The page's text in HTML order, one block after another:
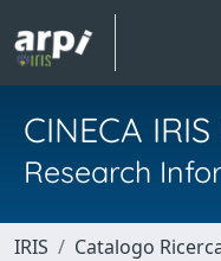
CINECA IRIS
Research
IRIS
Catalogo